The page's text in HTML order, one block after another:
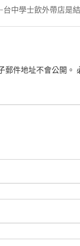
中學士飲外帶店是
郵件地址不會公開。